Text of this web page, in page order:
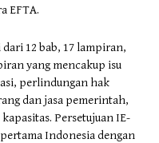
EFTA.
12 bab, 17 lampiran,
yang mencakup isu
perlindungan hak
dan jasa pemerintah,
Persetujuan IE-
Indonesia dengan